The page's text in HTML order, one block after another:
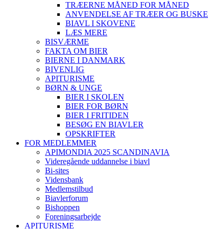
TRÆERNE MÅNED FOR MÅNED
ANVENDELSE AF TRÆER OG BUSKE
BIAVL I SKOVENE
LÆS MERE
BISVÆRME
FAKTA OM BIER
BIERNE I DANMARK
BIVENLIG
APITURISME
BØRN & UNGE
BIER I SKOLEN
BIER FOR BØRN
BIER I FRITIDEN
BESØG EN BIAVLER
OPSKRIFTER
FOR MEDLEMMER
APIMONDIA 2025 SCANDINAVIA
Videregående uddannelse i biavl
Bi-sites
Vidensbank
Medlemstilbud
Biavlerforum
Bishoppen
Foreningsarbejde
APITURISME